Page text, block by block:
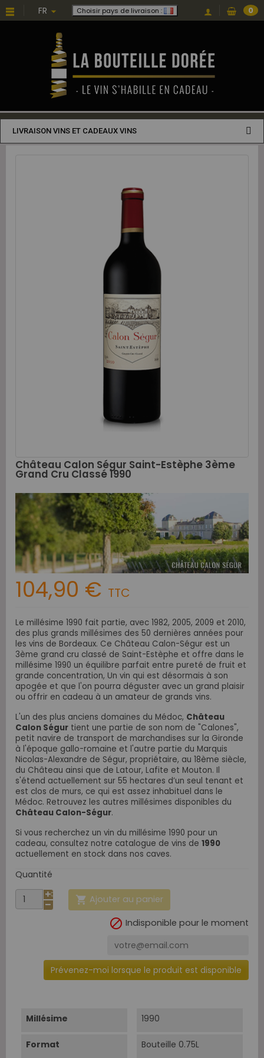
FR Choisir pays de livraison : 0
LIVRAISON VINS ET CADEAUX VINS
Château Calon Ségur Saint-Estèphe 3ème
Grand Cru Classé 1990
104,90 € TTC
Le millésime 1990 fait partie, avec 1982, 2005, 2009 et 2010,
des plus grands millésimes des 50 dernières années pour
les vins de Bordeaux. Ce Château Calon-Ségur est un
3ème grand cru classé de Saint-Estèphe et offre dans le
millésime 1990 un équilibre parfait entre pureté de fruit et
grande concentration, Un vin qui est désormais à son
apogée et que l'on pourra déguster avec un grand plaisir
ou offrir en cadeau à un amateur de grands vins.
L'un des plus anciens domaines du Médoc, Château
Calon Ségur tient une partie de son nom de "Calones",
petit navire de transport de marchandises sur la Gironde
à l'époque gallo-romaine et l'autre partie du Marquis
Nicolas-Alexandre de Ségur, propriétaire, au 18ème siècle,
du Château ainsi que de Latour, Lafite et Mouton. Il
s'étend actuellement sur 55 hectares d’un seul tenant et
est clos de murs, ce qui est assez inhabituel dans le
Médoc. Retrouvez les autres millésimes disponibles du
Château Calon-Ségur.
Si vous recherchez un vin du millésime 1990 pour un
cadeau, consultez notre catalogue de vins de 1990
actuellement en stock dans nos caves.
Quantité
 Ajouter au panier
 Indisponible pour le moment
Prévenez-moi lorsque le produit est disponible
Millésime 1990
Format Bouteille 0.75L